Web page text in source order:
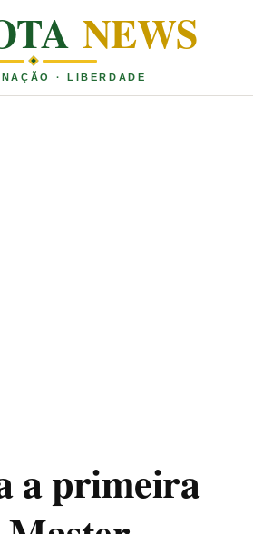
NEWS
· LIBERDADE
a primeira